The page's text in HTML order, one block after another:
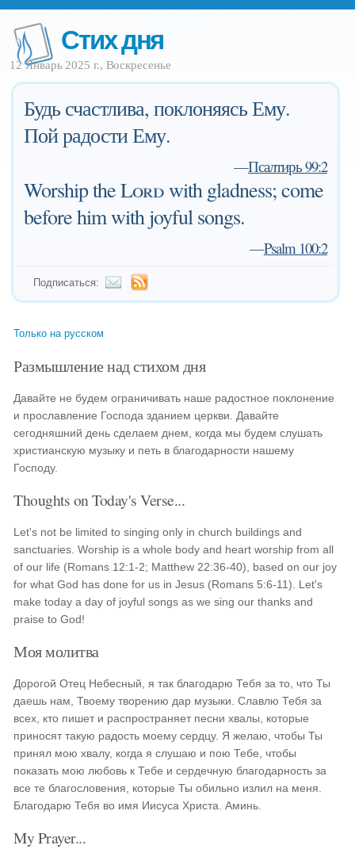
Стих дня
12 Январь 2025 г., Воскресенье
Будь счастлива, поклоняясь Ему.
Пой радости Ему.
—Псалтирь 99:2
Worship theLordwith gladness; come
before him with joyful songs.
—Psalm 100:2
Подписаться:
Только на русском
Размышление над стихом дня
Давайте не будем ограничивать наше радостное поклонение
и прославление Господа зданием церкви. Давайте
сегодняшний день сделаем днем, когда мы будем слушать
христианскую музыку и петь в благодарности нашему
Господу.
Thoughts on Today's Verse...
Let's not be limited to singing only in church buildings and
sanctuaries. Worship is a whole body and heart worship from all
of our life (Romans 12:1-2; Matthew 22:36-40), based on our joy
for what God has done for us in Jesus (Romans 5:6-11). Let's
make today a day of joyful songs as we sing our thanks and
praise to God!
Моя молитва
Дорогой Отец Небесный, я так благодарю Тебя за то, что Ты
даешь нам, Твоему творению дар музыки. Славлю Тебя за
всех, кто пишет и распространяет песни хвалы, которые
приносят такую радость моему сердцу. Я желаю, чтобы Ты
принял мою хвалу, когда я слушаю и пою Тебе, чтобы
показать мою любовь к Тебе и сердечную благодарность за
все те благословения, которые Ты обильно излил на меня.
Благодарю Тебя во имя Иисуса Христа. Аминь.
My Prayer...